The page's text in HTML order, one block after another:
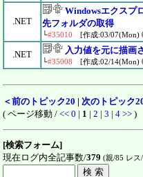
.NET
Windowsエクスプ
先フォルダの取得
└#35010 [作成:03/07(Mon)
.NET 入力値を元に描画
└#35008 [作成:02/14(Mon)
＜前のトピック20 | 次のトピック
( ページ移動 / << 0 | 1 | 2 | 3 | 4 >> )
[検索フォーム]
現在ログ内全記事数/379 (親/85 レス